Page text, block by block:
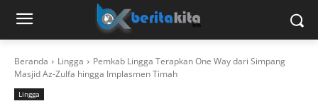
Beranda Lingga
Pemkab Lingga Terapkan One Way dari Simpang
Masjid Az-Zulfa hingga Implasmen Timah
Lingga